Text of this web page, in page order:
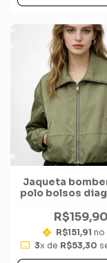
Jaqueta
polo bolsos
R$159,90
R$151,91 no
3x de R$53,30